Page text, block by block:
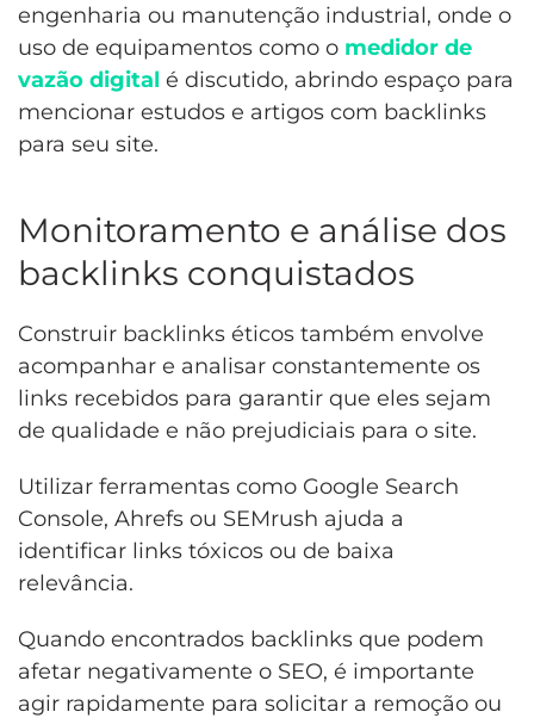
engenharia ou manutenção industrial, onde o
uso de equipamentos como o medidor de
vazão digital é discutido, abrindo espaço para
mencionar estudos e artigos com backlinks
para seu site.
Monitoramento e análise dos
backlinks conquistados
Construir backlinks éticos também envolve
acompanhar e analisar constantemente os
links recebidos para garantir que eles sejam
de qualidade e não prejudiciais para o site.
Utilizar ferramentas como Google Search
Console, Ahrefs ou SEMrush ajuda a
identificar links tóxicos ou de baixa
relevância.
Quando encontrados backlinks que podem
afetar negativamente o SEO, é importante
agir rapidamente para solicitar a remoção ou